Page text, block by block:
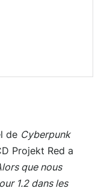
de Cyberpunk
Projekt Red a
que nous
1.2 dans les